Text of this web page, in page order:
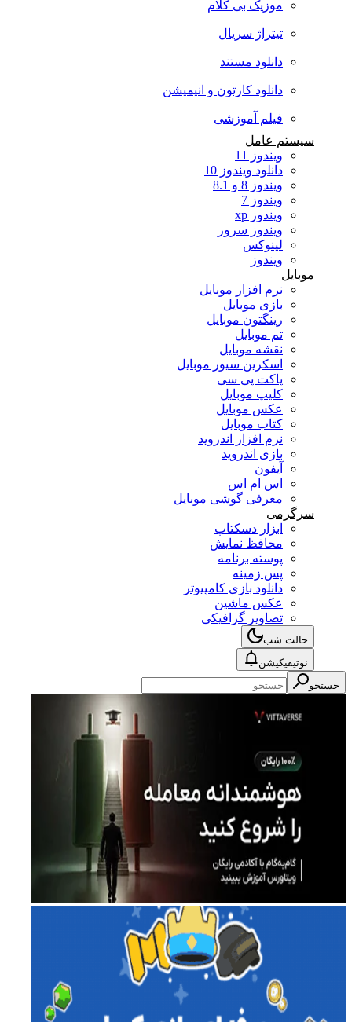
موزیک بی کلام
تیتراژ سریال
دانلود مستند
دانلود کارتون و انیمیشن
فیلم آموزشی
سیستم عامل
ویندوز 11
دانلود ویندوز 10
ویندوز 8 و 8.1
ویندوز 7
ویندوز xp
ویندوز سرور
لینوکس
ویندوز
موبایل
نرم افزار موبایل
بازی موبایل
رینگتون موبایل
تم موبایل
نقشه موبایل
اسکرین سیور موبایل
پاکت پی سی
کلیپ موبایل
عکس موبایل
کتاب موبایل
نرم افزار اندروید
بازی اندروید
آیفون
اس ام اس
معرفی گوشی موبایل
سرگرمی
ابزار دسکتاپ
محافظ نمایش
پوسته برنامه
پس زمینه
دانلود بازی کامپیوتر
عکس ماشین
تصاویر گرافیکی
حالت شب
نوتیفیکیشن
جستجو